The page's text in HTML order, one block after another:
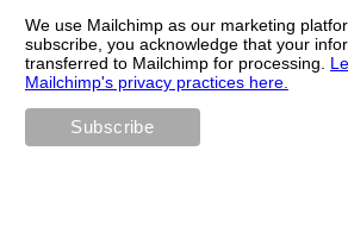
We use Mailchimp as our marketing
subscribe, you acknowledge that your
transferred to Mailchimp for processing.
Mailchimp's privacy practices here.